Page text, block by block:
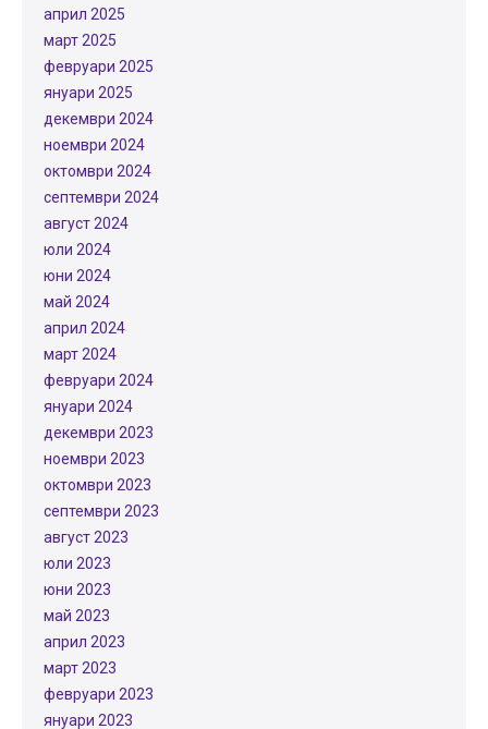
април 2025
март 2025
февруари 2025
януари 2025
декември 2024
ноември 2024
октомври 2024
септември 2024
август 2024
юли 2024
юни 2024
май 2024
април 2024
март 2024
февруари 2024
януари 2024
декември 2023
ноември 2023
октомври 2023
септември 2023
август 2023
юли 2023
юни 2023
май 2023
април 2023
март 2023
февруари 2023
януари 2023